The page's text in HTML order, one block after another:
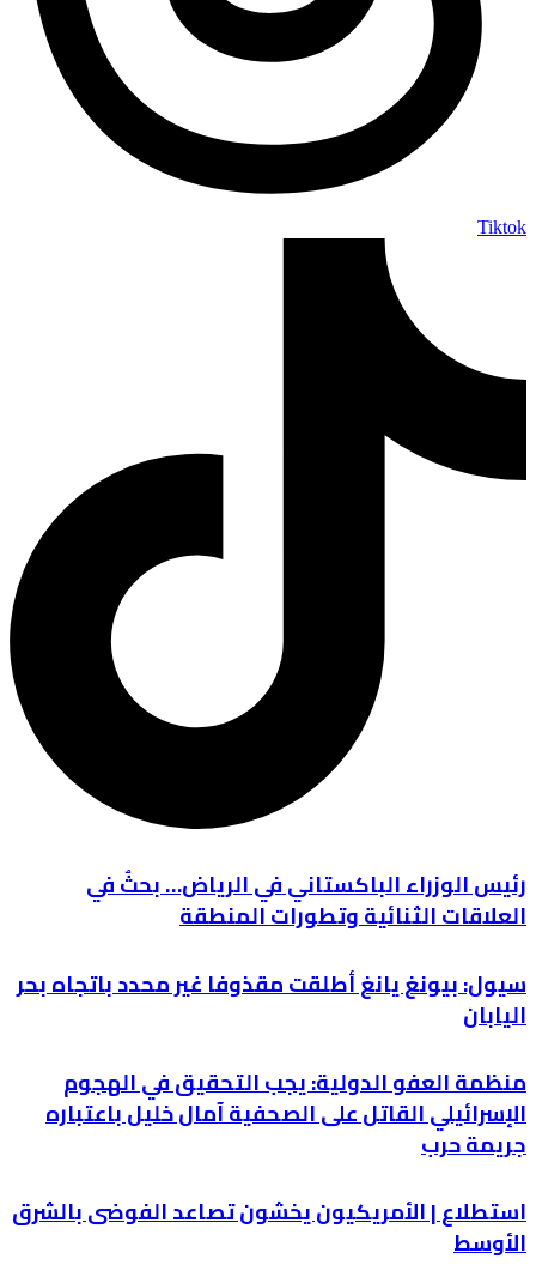
Tiktok
رئيس الوزراء الباكستاني في الرياض… بحثٌ في
العلاقات الثنائية وتطورات المنطقة
سيول: بيونغ يانغ أطلقت مقذوفا غير محدد باتجاه بحر
اليابان
منظمة العفو الدولية: يجب التحقيق في الهجوم
الإسرائيلي القاتل على الصحفية آمال خليل باعتباره
جريمة حرب
استطلاع | الأمريكيون يخشون تصاعد الفوضى بالشرق
الأوسط